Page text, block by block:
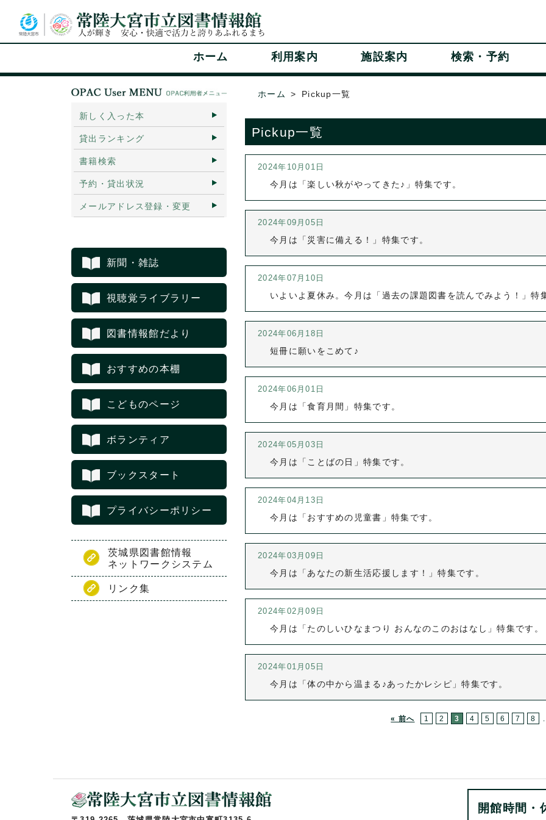
ホーム 利用案内 施設案内 検索・予約
ホーム Pickup一覧
Pickup一覧
2024年10月01日
今月は「楽しい秋がやってきた♪」特集です。
2024年09月05日
今月は「災害に備える！」特集です。
2024年07月10日
いよいよ夏休み。今月は「過去の課題図書を読んでみよう！」特
2024年06月18日
短冊に願いをこめて♪
2024年06月01日
今月は「食育月間」特集です。
2024年05月03日
今月は「ことばの日」特集です。
2024年04月13日
今月は「おすすめの児童書」特集です。
2024年03月09日
今月は「あなたの新生活応援します！」特集です。
2024年02月09日
今月は「たのしいひなまつり おんなのこのおはなし」特集です。
2024年01月05日
今月は「体の中から温まる♪あったかレシピ」特集です。
« 前へ 1 2 3 4 5 6 7 8
新しく入った本
貸出ランキング
書籍検索
予約・貸出状況
メールアドレス登録・変更
新聞・雑誌
視聴覚ライブラリー
図書情報館だより
おすすめの本棚
こどものページ
ボランティア
ブックスタート
プライバシーポリシー
茨城県図書館情報
ネットワークシステム
リンク集
開館時間・